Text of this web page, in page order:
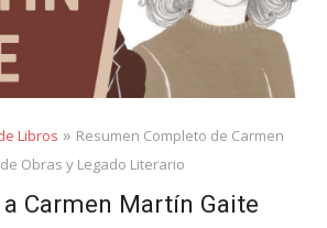
Libros » Resumen Completo de Carmen
Obras y Legado Literario
Carmen Martín Gaite